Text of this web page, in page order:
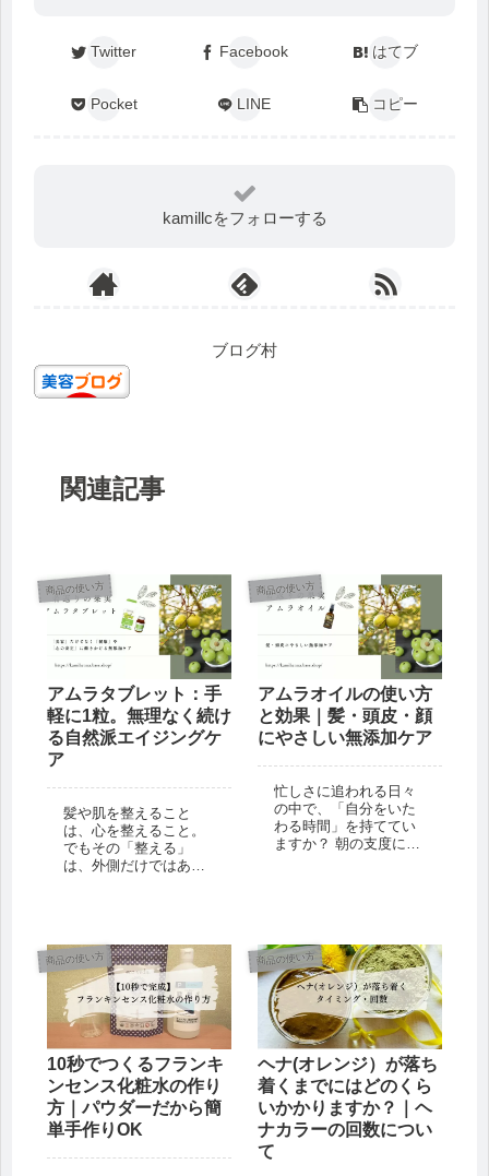
Twitter Facebook はてブ
Pocket LINE コピー
kamillcをフォローする
ブログ村
関連記事
商品の使い方
アムラタブレット：手
軽に1粒。無理なく続け
る自然派エイジングケ
ア
髪や肌を整えること
は、心を整えること。
でもその「整える」
は、外側だけではあり
くなったりすることは
ありませんか？ そんな
ときこそ、内側から...
商品の使い方
アムラオイルの使い方
と効果｜髪・頭皮・顔
にやさしい無添加ケア
忙しさに追われる日々
の中で、「自分をいた
わる時間」を持ててい
ますか？ 朝の支度に追
然とのつながりや、自
分自身との対話を忘れ
てしまいます...
商品の使い方
10秒でつくるフランキ
ンセンス化粧水の作り
方｜パウダーだから簡
単手作りOK
商品の使い方
ヘナ(オレンジ）が落ち
着くまでにはどのくら
いかかりますか？｜ヘ
ナカラーの回数につい
て